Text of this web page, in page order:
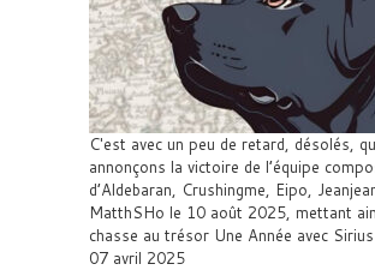
C'est avec un peu de retard, désolés,
annonçons la victoire de l’équipe
d’Aldebaran, Crushingme, Eipo,
MatthSHo le 10 août 2025, mettant
chasse au trésor Une Année avec
07 avril 2025